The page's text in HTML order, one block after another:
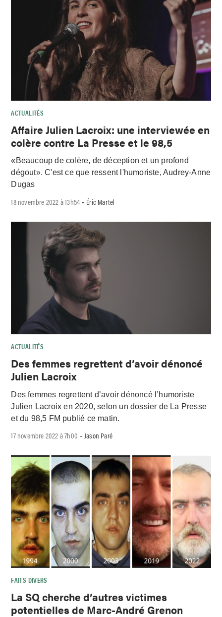
ACTUALITÉS
Affaire Julien Lacroix: une interviewée en
colère contre La Presse et le 98,5
«Beaucoup de colère, de déception et un profond
dégout». C'est ce que ressent l'humoriste, Audrey-Anne
Dugas
18 novembre 2022 à 13h54 - Éric Martel
ACTUALITÉS
Des femmes regrettent d’avoir dénoncé
Julien Lacroix
Des femmes regrettent d’avoir dénoncé l’humoriste
Julien Lacroix en 2020, selon un dossier de La Presse
et du 98,5 FM publié ce matin.
17 novembre 2022 à 7h00 - Jason Paré
FAITS DIVERS
La SQ cherche d’autres victimes
potentielles de Marc-André Grenon